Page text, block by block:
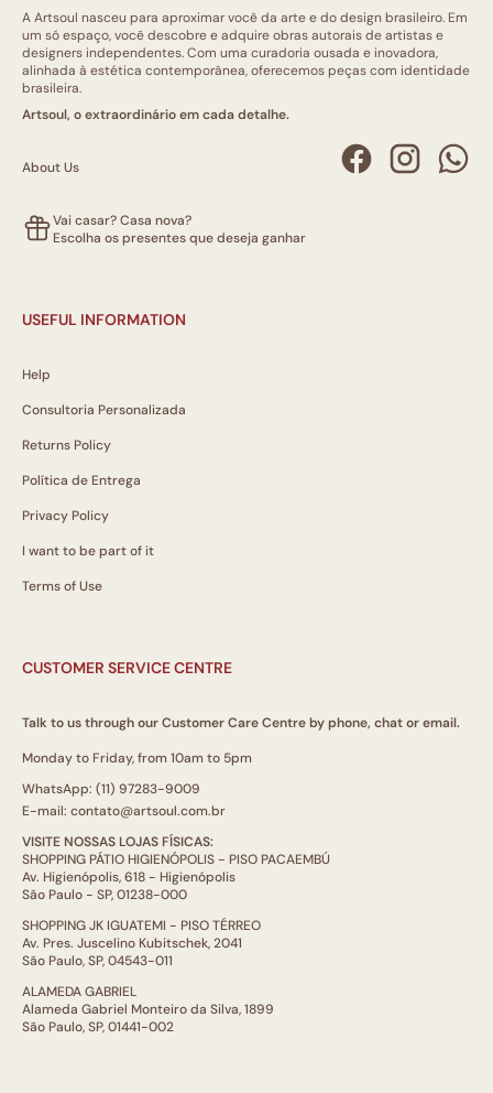
A Artsoul nasceu para aproximar você da arte e do design brasileiro. Em
um só espaço, você descobre e adquire obras autorais de artistas e
designers independentes. Com uma curadoria ousada e inovadora,
alinhada à estética contemporânea, oferecemos peças com identidade
brasileira.
Artsoul, o extraordinário em cada detalhe.
About Us
Vai casar? Casa nova?
Escolha os presentes que deseja ganhar
USEFUL INFORMATION
Help
Consultoria Personalizada
Returns Policy
Política de Entrega
Privacy Policy
I want to be part of it
Terms of Use
CUSTOMER SERVICE CENTRE
Talk to us through our Customer Care Centre by phone, chat or email.
Monday to Friday, from 10am to 5pm
WhatsApp: (11) 97283-9009
E-mail: contato@artsoul.com.br
VISITE NOSSAS LOJAS FÍSICAS:
SHOPPING PÁTIO HIGIENÓPOLIS - PISO PACAEMBÚ
Av. Higienópolis, 618 - Higienópolis
São Paulo - SP, 01238-000
SHOPPING JK IGUATEMI - PISO TÉRREO
Av. Pres. Juscelino Kubitschek, 2041
São Paulo, SP, 04543-011
ALAMEDA GABRIEL
Alameda Gabriel Monteiro da Silva, 1899
São Paulo, SP, 01441-002